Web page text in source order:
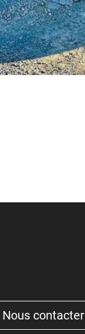
Nous contacter